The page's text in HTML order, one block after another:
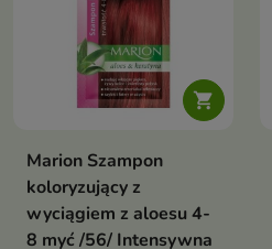

Marion Szampon
koloryzujący z
wyciągiem z aloesu 4-
8 myć /56/ Intensywna